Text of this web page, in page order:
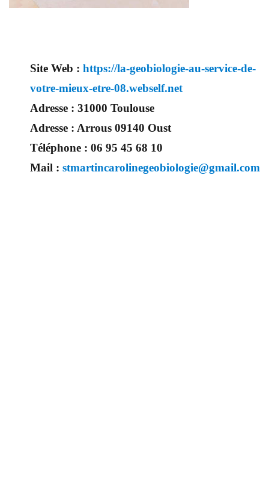
Site Web : https://la-geobiologie-au-service-de-
votre-mieux-etre-08.webself.net
Adresse : 31000 Toulouse
Adresse : Arrous 09140 Oust
Téléphone : 06 95 45 68 10
Mail : stmartincarolinegeobiologie@gmail.com